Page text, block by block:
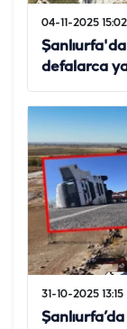
04-11-2025 15:02
defalarca
31-10-2025 13:15